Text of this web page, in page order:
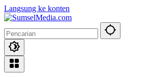
Langsung ke konten